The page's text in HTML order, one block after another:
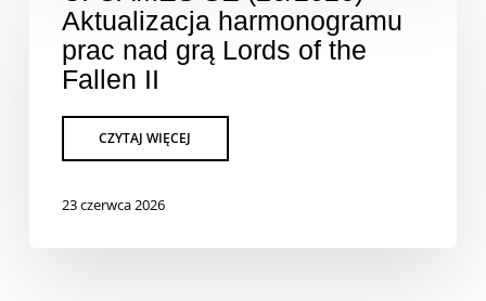
Aktualizacja harmonogramu
prac nad grą Lords of the
Fallen II
23 czerwca 2026